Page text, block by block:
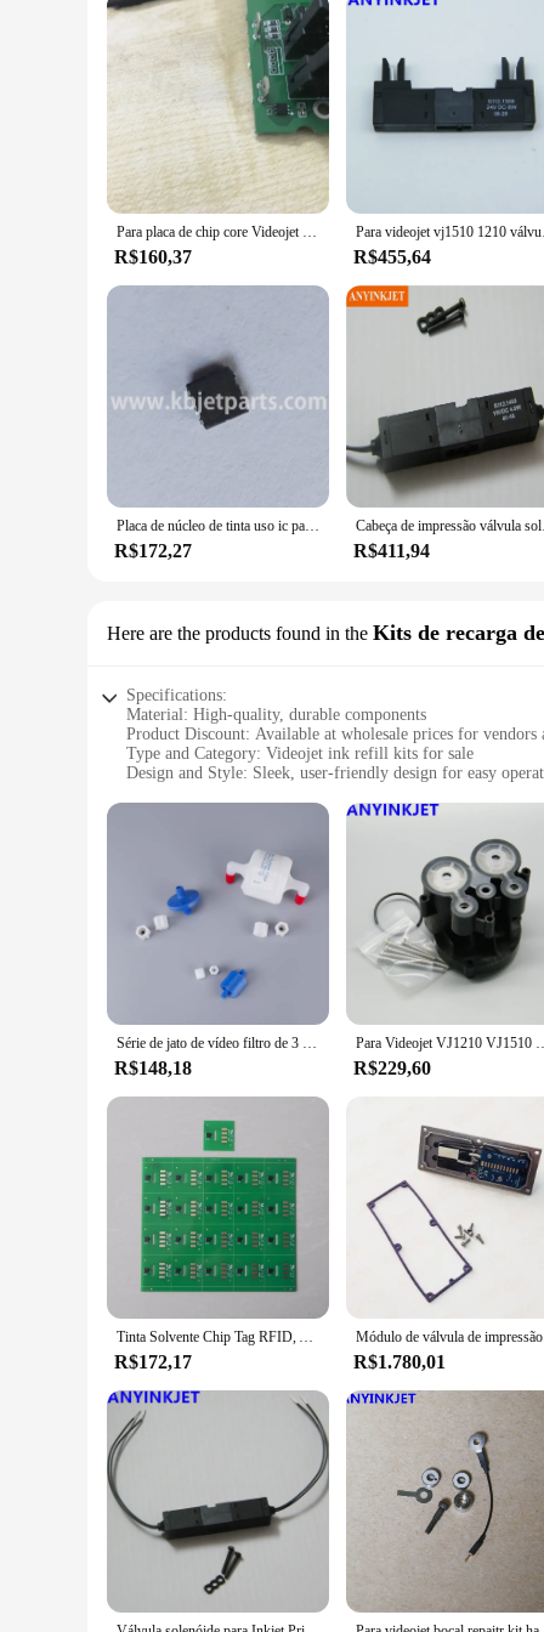
Para placa de chip core Videojet 2431 IC com software para impressora Videojet 1210 1220 1330 1510 1520 1610 1620
R$160,37
Para videojet
R$455,64
Placa de núcleo de tinta uso ic para videojet 1210 1510 1520 1550 1610 1620 1630 1600 impressora codificação a jato tinta
R$172,27
Cabeça de
R$411,94
Here are the products found in the Kits de recarga
Specifications:
Material: High-quality, durable components
Product Discount: Available at wholesale prices for vendors
Type and Category: Videojet ink refill kits for sale
Design and Style: Sleek, user-friendly design for easy
Performance and Property: Optimized for consistent, high-
**Optimized Performance and Convenience**
The Videojet ink refill kits are designed to deliver
about ensuring that your printing needs are met with
**Versatile and Cost-Effective**
These ink refill kits are not just a one-time solution; they
them an ideal choice for vendors and suppliers looking to
industrial applications to personal use.
Each Videojet ink refill kit comes with a comprehensive
for on-the-go printing needs. Whether you're a
Série de jato de vídeo filtro de 3 peças para impressora, modelo 130-131-134-pg0076, willett 43s 430 460 400
R$148,18
Para Videojet VJ1210 VJ1510
R$229,60
Tinta Solvente Chip Tag RFID, Adequado para Inkjet Coding Printer, V705, V705A-D, V706, V707, V708, V720, V410, V401, V411
R$172,17 R$1.780,01